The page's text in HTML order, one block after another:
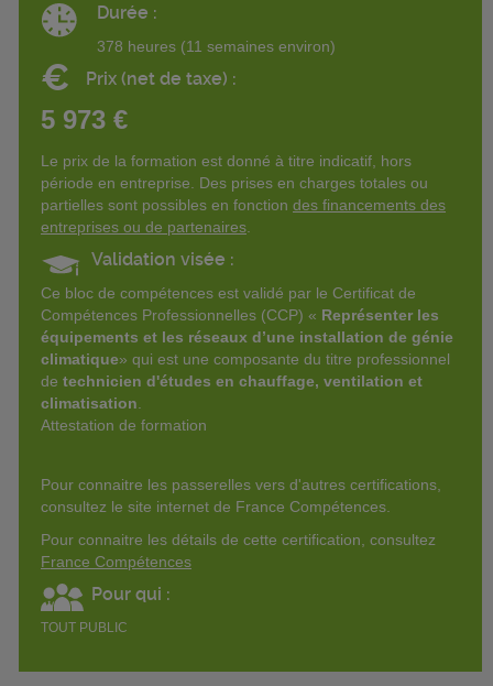
Durée :
378 heures (11 semaines environ)
€ Prix (net de taxe) :
5 973 €
Le prix de la formation est donné à titre indicatif, hors
période en entreprise. Des prises en charges totales ou
partielles sont possibles en fonction des financements des
entreprises ou de partenaires
Validation visée :
Ce bloc de compétences est validé par le Certificat de
Compétences Professionnelles (CCP) « Représenter les
équipements et les réseaux d’une installation de génie
climatique» qui est une composante du titre professionnel
de technicien d'études en chauffage, ventilation et
climatisation
Attestation de formation
Pour connaitre les passerelles vers d'autres certifications,
consultez le site internet de France Compétences.
Pour connaitre les détails de cette certification, consultez
France Compétences
Pour qui :
TOUT PUBLIC